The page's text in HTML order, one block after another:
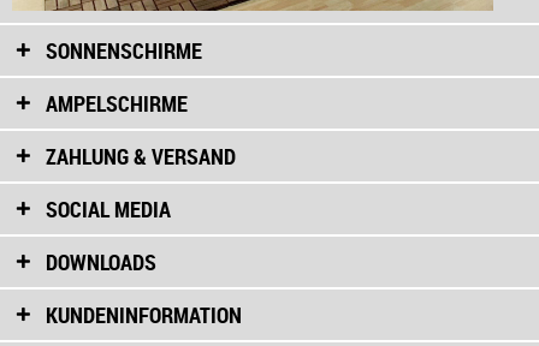
SONNENSCHIRME
AMPELSCHIRME
ZAHLUNG & VERSAND
SOCIAL MEDIA
DOWNLOADS
KUNDENINFORMATION